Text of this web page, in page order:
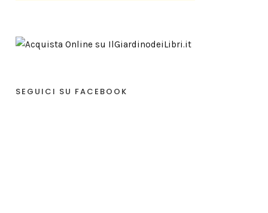
SEGUICI SU FACEBOOK